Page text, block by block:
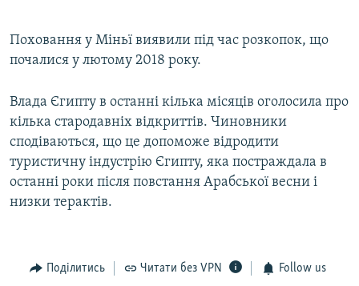
Поховання у Міньї виявили під час розкопок, що
почалися у лютому 2018 року.
Влада Єгипту в останні кілька місяців оголосила про
кілька стародавніх відкриттів. Чиновники
сподіваються, що це допоможе відродити
туристичну індустрію Єгипту, яка постраждала в
останні роки після повстання Арабської весни і
низки терактів.
Поділитись Читати без VPN Follow us